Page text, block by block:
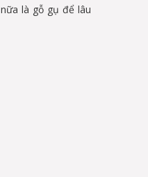
là gỗ gụ để lâu